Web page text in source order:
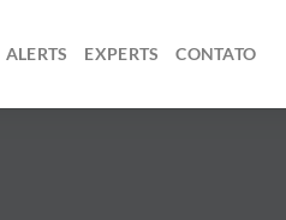
ALERTS EXPERTS CONTATO